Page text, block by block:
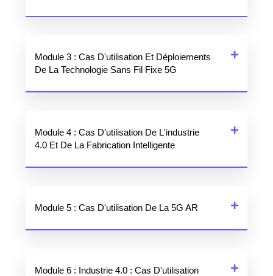
Module 3 : Cas D'utilisation Et Déploiements
De La Technologie Sans Fil Fixe 5G
Module 4 : Cas D'utilisation De L'industrie
4.0 Et De La Fabrication Intelligente
Module 5 : Cas D'utilisation De La 5G AR
Module 6 : Industrie 4.0 : Cas D'utilisation